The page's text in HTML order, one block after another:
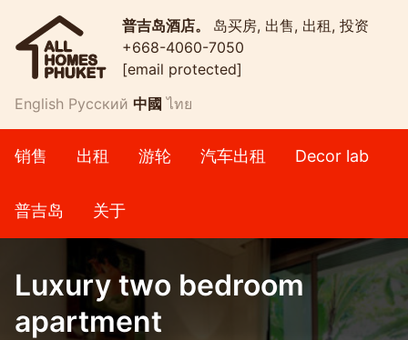
普吉岛酒店。 岛买房, 出售, 出租, 投资
+668-4060-7050
[email protected]
English Русский 中國 ไทย
销售 出租 游轮 汽车出租 Decor lab
普吉岛 关于
Luxury two bedroom
apartment